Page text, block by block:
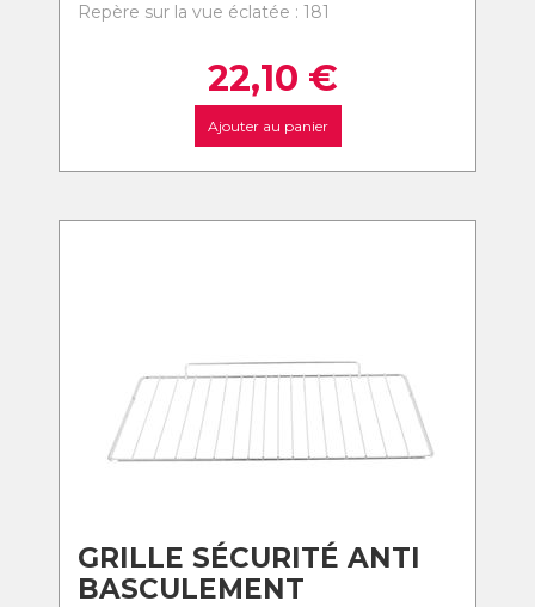
Repère sur la vue éclatée : 181
22,10 €
Ajouter au panier
GRILLE SÉCURITÉ ANTI
BASCULEMENT